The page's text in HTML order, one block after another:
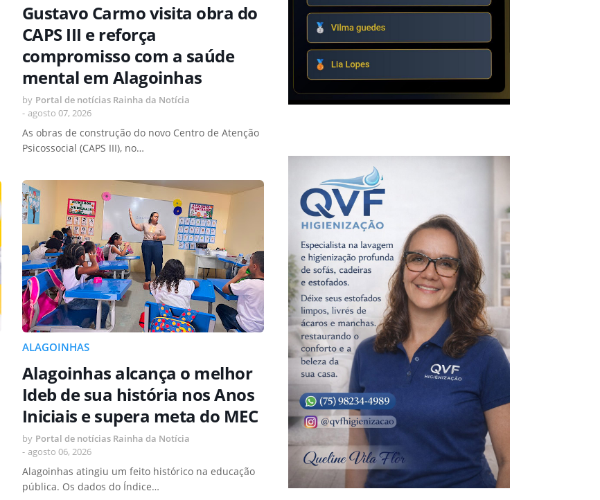
Gustavo Carmo visita obra do
CAPS III e reforça
compromisso com a saúde
mental em Alagoinhas
by Portal de notícias Rainha da Notícia
- agosto 07, 2026
As obras de construção do novo Centro de Atenção
Psicossocial (CAPS III), no…
ALAGOINHAS
Alagoinhas alcança o melhor
Ideb de sua história nos Anos
Iniciais e supera meta do MEC
by Portal de notícias Rainha da Notícia
- agosto 06, 2026
Alagoinhas atingiu um feito histórico na educação
pública. Os dados do Índice…